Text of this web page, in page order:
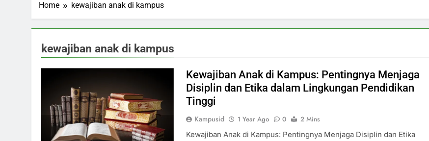
Home kewajiban anak di kampus
kewajiban anak di kampus
Kewajiban Anak di Kampus: Pentingnya Menjaga
Disiplin dan Etika dalam Lingkungan Pendidikan
Tinggi
Kampusid 1 Year Ago 0
2 Mins
Kewajiban Anak di Kampus: Pentingnya Menjaga Disiplin dan Etika